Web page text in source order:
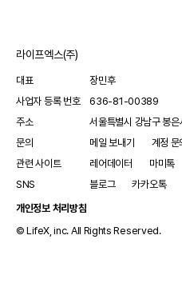
라이프엑스(주)
대표
장민후
사업자 등록 번호
636-81-00389
주소
서울특별시 강남구 봉
문의
메일 보내기
계정 문
관련 사이트
레어데이터 마미톡
SNS
블로그
카카오톡
개인정보 처리방침
© LifeX, inc. All Rights Reserved.